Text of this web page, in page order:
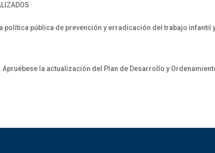
política pública de prevención y erradicación del trabajo infantil
la actualización del Plan de Desarrollo y